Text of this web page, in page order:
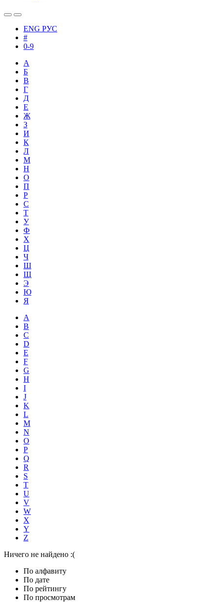
ENG РУС
#
0-9
А
Б
В
Г
Д
Е
Ж
З
И
К
Л
М
Н
О
П
Р
С
Т
У
Ф
Х
Ц
Ч
Ш
Щ
Э
Ю
Я
A
B
C
D
E
F
G
H
I
J
K
L
M
N
O
P
Q
R
S
T
U
V
W
X
Y
Z
Ничего не найдено :(
По алфавиту
По дате
По рейтингу
По просмотрам